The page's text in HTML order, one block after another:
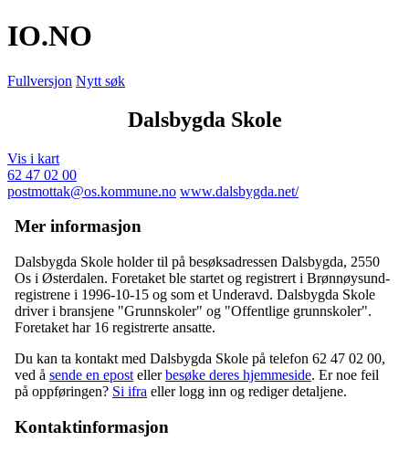
IO.NO
Fullversjon Nytt søk
Dalsbygda Skole
Vis i kart
62 47 02 00
postmottak@os.kommune.no www.dalsbygda.net/
Mer informasjon
Dalsbygda Skole holder til på besøksadressen Dalsbygda, 2550
Os i Østerdalen. Foretaket ble startet og registrert i Brønnøysund-
registrene i 1996-10-15 og som et Underavd. Dalsbygda Skole
driver i bransjene "Grunnskoler" og "Offentlige grunnskoler".
Foretaket har 16 registrerte ansatte.
Du kan ta kontakt med Dalsbygda Skole på telefon 62 47 02 00,
ved å sende en epost ellerbesøke deres hjemmeside. Er noe feil
på oppføringen? Si ifra eller logg inn og rediger detaljene.
Kontaktinformasjon